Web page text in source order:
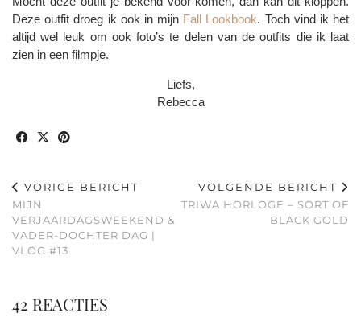
Deze outfit droeg ik ook in mijn Fall Lookbook. Toch vind ik het
altijd wel leuk om ook foto’s te delen van de outfits die ik laat
zien in een filmpje.
Liefs,
Rebecca
VORIGE BERICHT
MIJN
VERJAARDAGSWEEKEND &
VADER-DOCHTER DAG |
VLOG #13
VOLGENDE BERICHT
TRIWA HORLOGE – SORT OF
BLACK GOLD
42 REACTIES